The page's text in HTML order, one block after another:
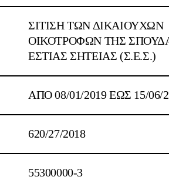
ΣΙΤΙΣΗ ΤΩΝ ΔΙΚΑΙΟΥΧΩΝ
ΟΙΚΟΤΡΟΦΩΝ ΤΗΣ
ΕΣΤΙΑΣ ΣΗΤΕΙΑΣ (Σ.Ε.Σ.)
ΑΠΟ 08/01/2019 ΕΩΣ 15/06/
620/27/2018
55300000-3